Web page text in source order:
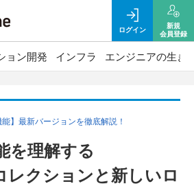
ログイン
新規
会員登録
ョン開発 インフラ エンジニアの生き
】最新バージョンを徹底解説！
を理解する
クションと新しいロ